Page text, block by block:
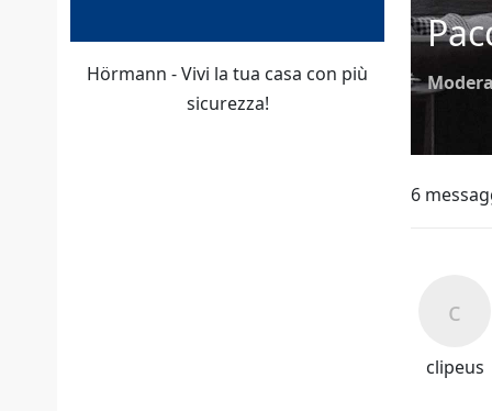
6
clipeus
Hörmann - Vivi la tua casa con più
sicurezza!